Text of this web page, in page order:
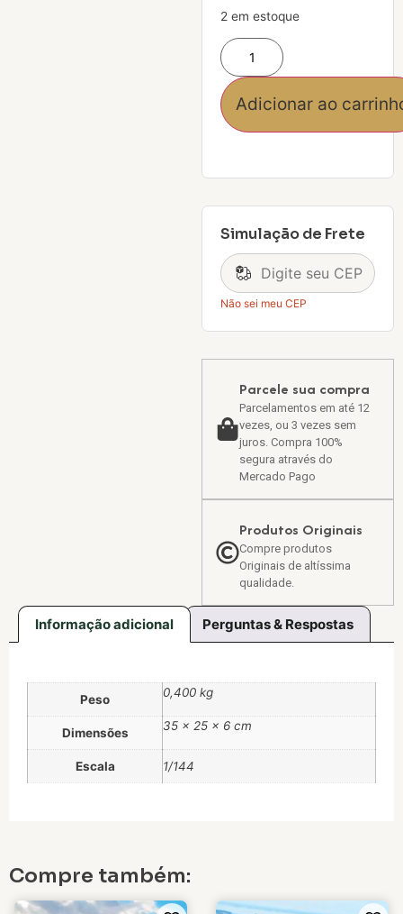
2 em estoque
Adicionar ao
Simulação de Frete
Não sei meu CEP
Parcele sua compra
Parcelamentos em até 12
vezes, ou 3 vezes sem
juros. Compra 100%
segura através do
Mercado Pago
Produtos Originais
Compre produtos
Originais de altíssima
qualidade.
Informação adicional Perguntas & Respostas
Peso 0,400 kg
Dimensões 35 × 25 × 6 cm
Escala 1/144
Compre também: